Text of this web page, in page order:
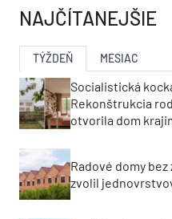
NAJČÍTANEJŠIE
TÝŽDEŇ MESIAC
Socialistická
Rekonštrukcia
otvorila dom
Radové domy
zvolil